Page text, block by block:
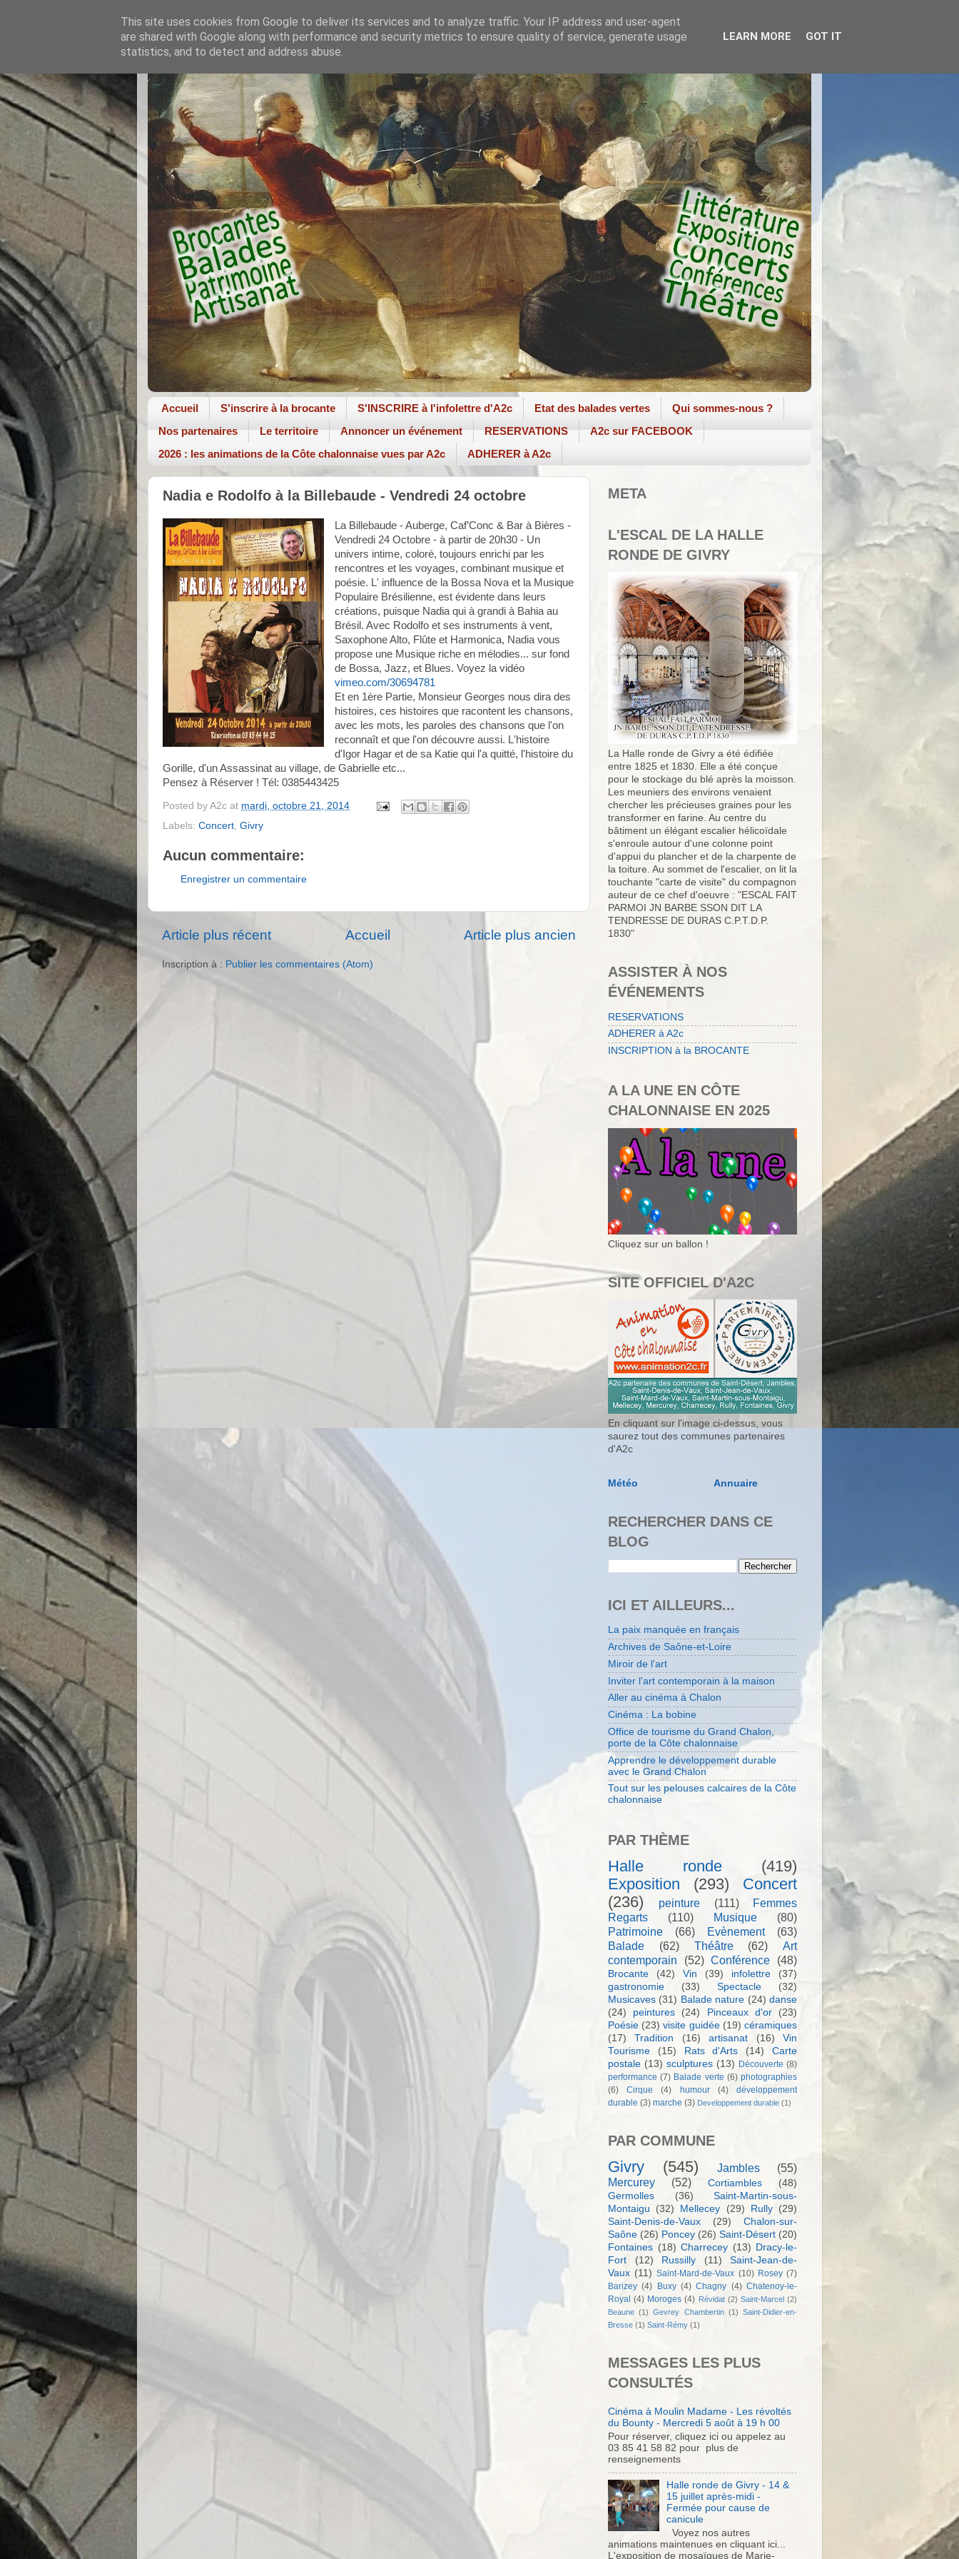
Accueil S'inscrire à la brocante S'INSCRIRE à l'infolettre d'A2c Etat des balades vertes
Qui sommes-nous ?
Nos partenaires
Le territoire Annoncer un événement RESERVATIONS
A2c sur FACEBOOK
2026 : les animations de la Côte chalonnaise vues par A2c
ADHERER à A2c
Nadia e Rodolfo à la Billebaude - Vendredi 24 octobre
La Billebaude - Auberge, Caf’Conc & Bar à Bières -
Vendredi 24 Octobre - à partir de 20h30 - Un
univers intime, coloré, toujours enrichi par les
rencontres et les voyages, combinant musique et
poésie. L' influence de la Bossa Nova et la Musique
Populaire Brésilienne, est évidente dans leurs
créations, puisque Nadia qui à grandi à Bahia au
Brésil. Avec Rodolfo et ses instruments à vent,
Saxophone Alto, Flûte et Harmonica, Nadia vous
propose une Musique riche en mélodies... sur fond
de Bossa, Jazz, et Blues. Voyez la vidéo
vimeo.com/30694781
Et en 1ère Partie, Monsieur Georges nous dira des
histoires, ces histoires que racontent les chansons,
avec les mots, les paroles des chansons que l'on
reconnaît et que l'on découvre aussi. L'histoire
d'Igor Hagar et de sa Katie qui l'a quitté, l'histoire du
Gorille, d'un Assassinat au village, de Gabrielle etc...
Pensez à Réserver ! Tél: 0385443425
Posted by A2c at mardi, octobre 21, 2014
Labels: Concert Givry
Aucun commentaire:
Enregistrer un commentaire
Article plus récent Article plus ancien
Accueil
Inscription à : Publier les commentaires (Atom)
META
L'ESCAL DE LA HALLE
RONDE DE GIVRY
La Halle ronde de Givry a été édifiée
entre 1825 et 1830. Elle a été conçue
pour le stockage du blé après la moisson.
Les meuniers des environs venaient
chercher les précieuses graines pour les
transformer en farine. Au centre du
bâtiment un élégant escalier hélicoïdale
s'enroule autour d'une colonne point
d'appui du plancher et de la charpente de
la toiture. Au sommet de l'escalier, on lit la
touchante "carte de visite" du compagnon
auteur de ce chef d'oeuvre : "ESCAL FAIT
PARMOI JN BARBE SSON DIT LA
TENDRESSE DE DURAS C.P.T.D.P.
1830"
ASSISTER À NOS
ÉVÉNEMENTS
RESERVATIONS
ADHERER à A2c
INSCRIPTION à la BROCANTE
A LA UNE EN CÔTE
CHALONNAISE EN 2025
Cliquez sur un ballon !
SITE OFFICIEL D'A2C
En cliquant sur l'image ci-dessus, vous
saurez tout des communes partenaires
d'A2c
Météo Annuaire
RECHERCHER DANS CE
BLOG
ICI ET AILLEURS...
La paix manquée en français
Archives de Saône-et-Loire
Miroir de l'art
Inviter l'art contemporain à la maison
Aller au cinéma à Chalon
Cinéma : La bobine
Office de tourisme du Grand Chalon,
porte de la Côte chalonnaise
Apprendre le développement durable
avec le Grand Chalon
Tout sur les pelouses calcaires de la Côte
chalonnaise
PAR THÈME
Halle ronde
(419)
Exposition
(293)
Concert
(236)
peinture (111)
Femmes
Regarts
(110) Musique
(80)
Patrimoine
(66) Evènement
(63)
Balade
(62) Théâtre (62)
Art
contemporain
(52) Conférence (48)
Brocante (42) Vin (39) infolettre
(37)
gastronomie
(33) Spectacle
(32)
Musicaves (31) Balade nature (24) danse
(24)
peintures (24) Pinceaux d'or
(23)
Poésie (23) visite guidée (19) céramiques
(17)
Tradition (16) artisanat (16)
Vin
Tourisme
(15) Rats d'Arts (14)
Carte
postale (13) sculptures (13) Découverte (8)
performance (7) Balade verte (6) photographies
(6)
Cirque (4) humour (4)
développement
durable (3) marche (3) Developpement durable (1)
PAR COMMUNE
Givry (545) Jambles
(55)
Mercurey
(52) Cortiambles
(48)
Germolles
(36)
Saint-Martin-sous-
Montaigu
(32) Mellecey (29) Rully
(29)
Saint-Denis-de-Vaux
(29)
Chalon-sur-
Saône (26) Poncey (26) Saint-Désert (20)
Fontaines (18) Charrecey (13) Dracy-le-
Fort
(12) Russilly (11)
Saint-Jean-de-
Vaux (11) Saint-Mard-de-Vaux (10) Rosey (7)
Barizey (4) Buxy (4) Chagny (4) Chatenoy-le-
Royal (4) Moroges (4) Révidat (2) Saint-Marcel (2)
Beaune (1) Gevrey Chambertin (1) Saint-Didier-en-
Bresse (1) Saint-Rémy (1)
MESSAGES LES PLUS
CONSULTÉS
Cinéma à Moulin Madame - Les révoltés
du Bounty - Mercredi 5 août à 19 h 00
Pour réserver, cliquez ici ou appelez au
03 85 41 58 82 pour plus de
renseignements
Halle ronde de Givry - 14 &
15 juillet après-midi -
Fermée pour cause de
canicule
Voyez nos autres
animations maintenues en cliquant ici...
L'exposition de mosaïques de Marie-
This site uses cookies from Google to deliver its services and to analyze traffic. Your IP address and user-agent
are shared with Google along with performance and security metrics to ensure quality of service, generate usage
statistics, and to detect and address abuse.
LEARN MORE GOT IT